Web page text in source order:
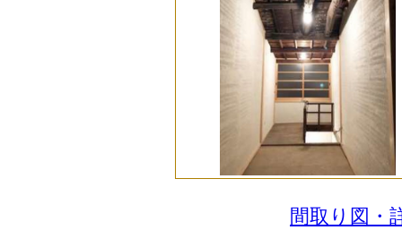
間取り図・